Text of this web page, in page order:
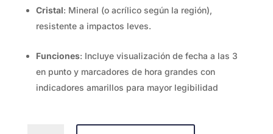
Cristal: Mineral (o acrílico según la región),
resistente a impactos leves.
Funciones: Incluye visualización de fecha a las 3
en punto y marcadores de hora grandes con
indicadores amarillos para mayor legibilidad